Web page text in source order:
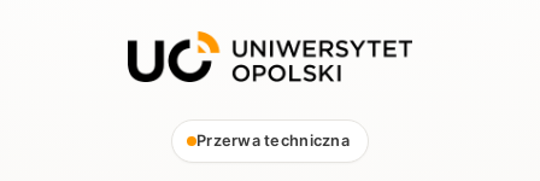
Przerwa techniczna